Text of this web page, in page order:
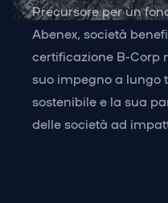
Precursore per un
Abenex, società
certificazione B-Corp
suo impegno a lungo
sostenibile e la sua
delle società ad